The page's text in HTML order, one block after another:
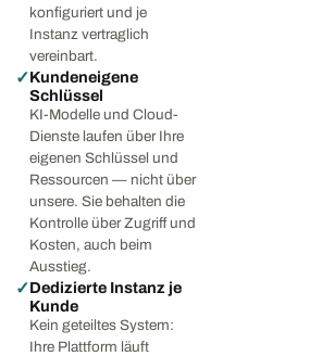
konfiguriert und je
Instanz vertraglich
vereinbart.
✓Kundeneigene
Schlüssel
KI-Modelle und Cloud-
Dienste laufen über Ihre
eigenen Schlüssel und
Ressourcen — nicht über
unsere. Sie behalten die
Kontrolle über Zugriff und
Kosten, auch beim
Ausstieg.
✓Dedizierte Instanz je
Kunde
Kein geteiltes System:
Ihre Plattform läuft